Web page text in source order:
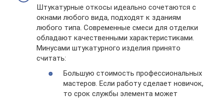
Штукатурные откосы идеально сочетаются с
окнами любого вида, подходят к зданиям
любого типа. Современные смеси для отделки
обладают качественными характеристиками.
Минусами штукатурного изделия принято
считать:
Большую стоимость профессиональных
мастеров. Если работу сделает новичок,
то срок службы элемента может